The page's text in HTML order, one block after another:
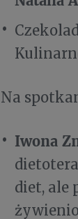
Na
Iwona
diet, ale